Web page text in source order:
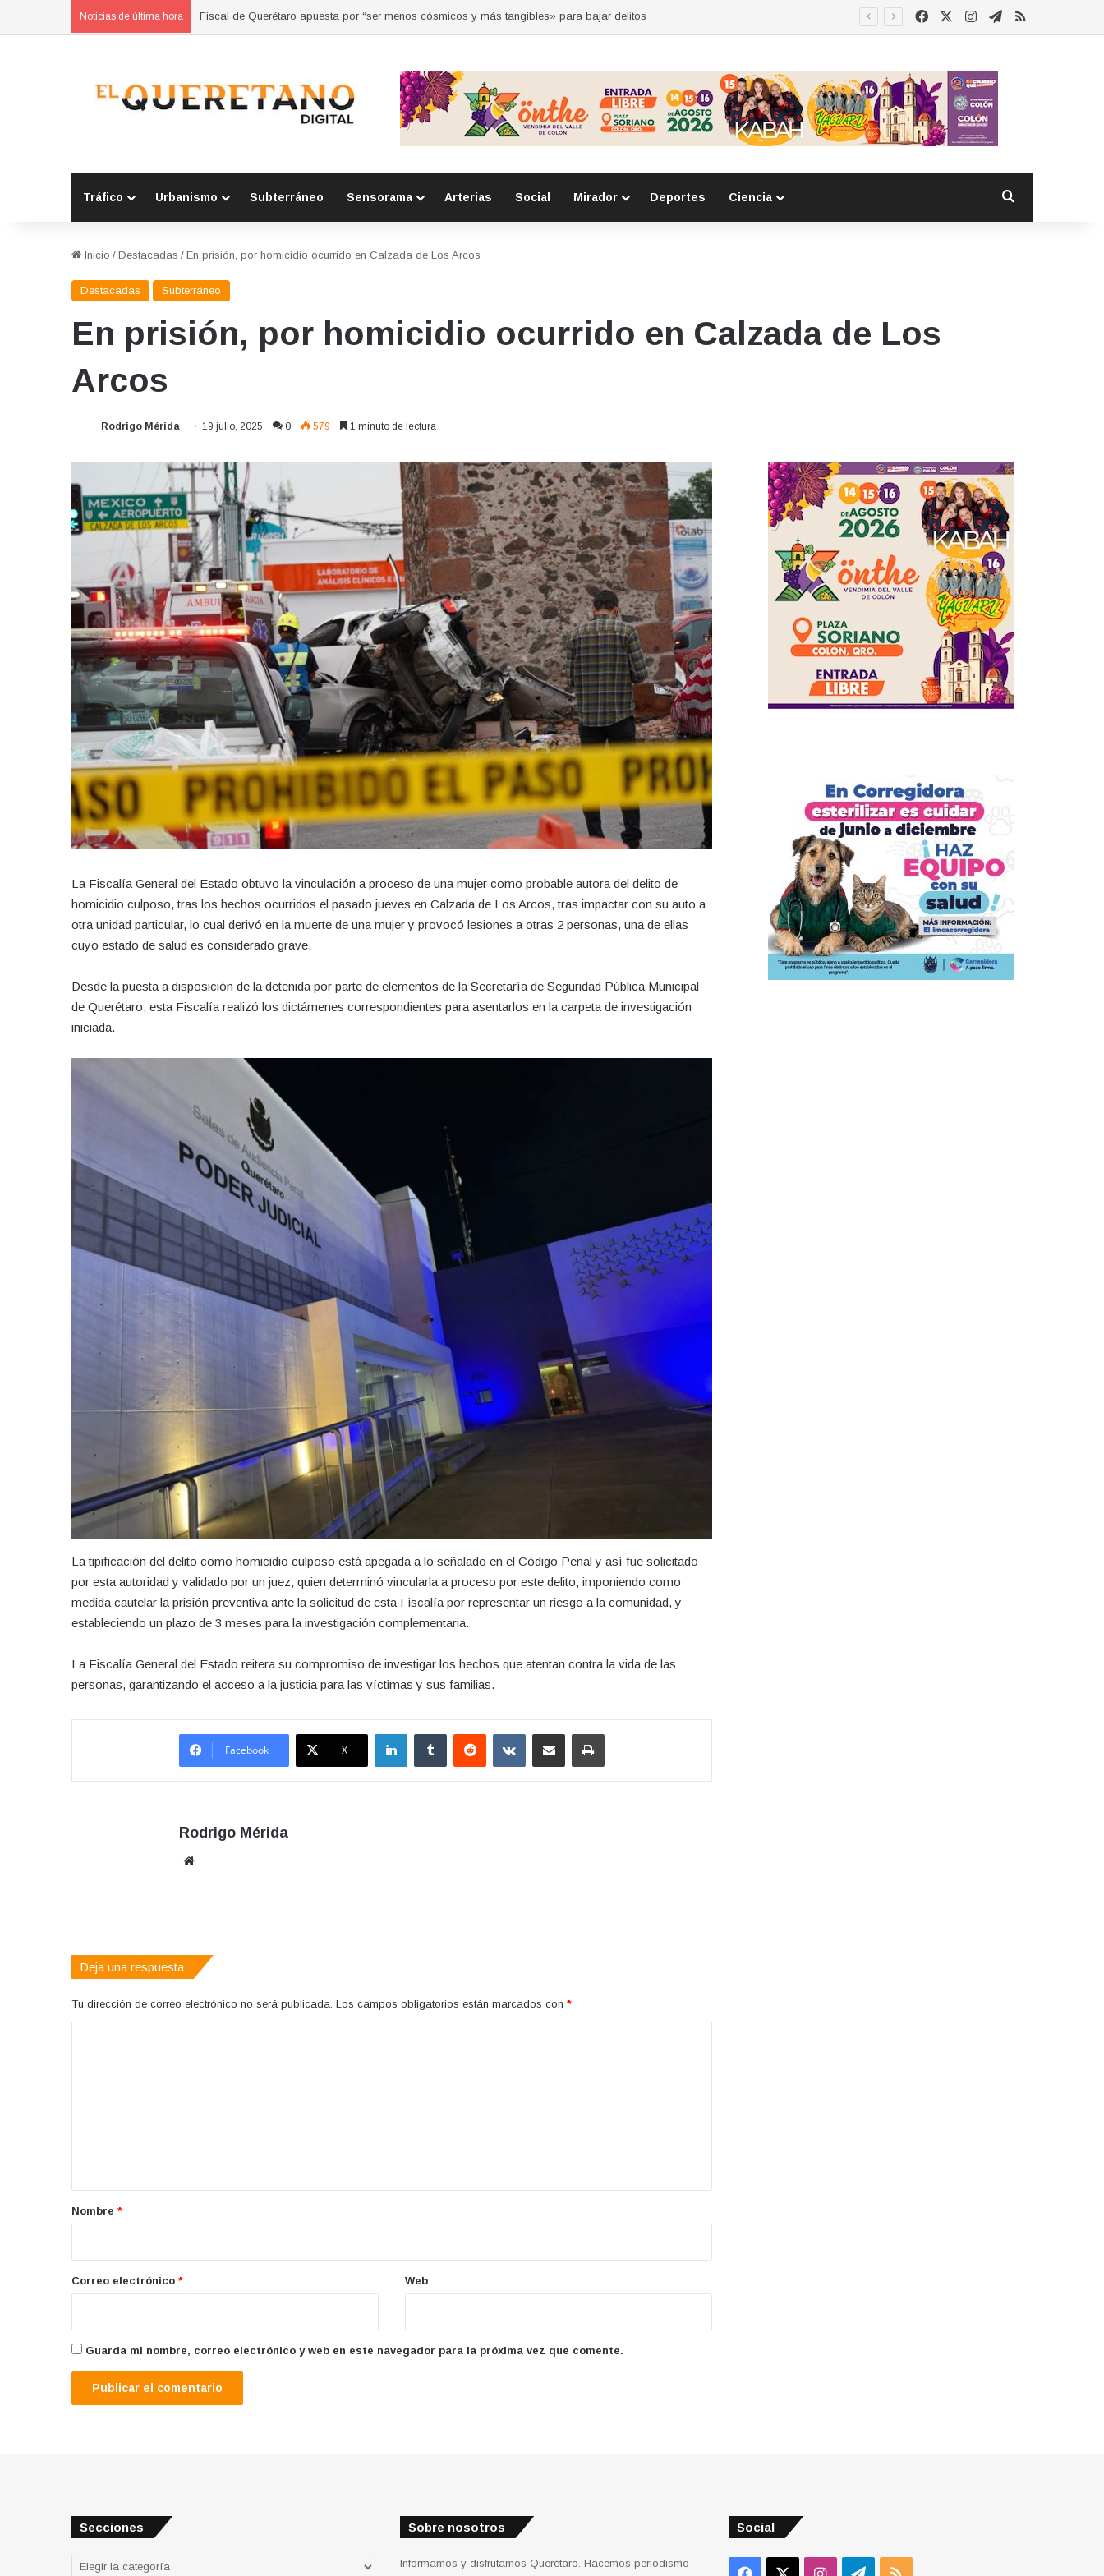
Noticias de última hora Refuerzan municipios coordinación por la seguridad durante sesión estatal realizada en La Llave FacebookInstagram
Telegram
RSS
Tráfico Urbanismo Subterráneo Sensorama Arterias Social Mirador Deportes Ciencia
Inicio / Destacadas / En prisión, por homicidio ocurrido en Calzada de Los Arcos
Destacadas Subterráneo
En prisión, por homicidio ocurrido en Calzada de Los
Arcos
Rodrigo Mérida 19 julio, 2025 0 579 1 minuto de lectura
La Fiscalía General del Estado obtuvo la vinculación a proceso de una mujer como probable autora del delito de
homicidio culposo, tras los hechos ocurridos el pasado jueves en Calzada de Los Arcos, tras impactar con su auto a
otra unidad particular, lo cual derivó en la muerte de una mujer y provocó lesiones a otras 2 personas, una de ellas
cuyo estado de salud es considerado grave.
Desde la puesta a disposición de la detenida por parte de elementos de la Secretaría de Seguridad Pública Municipal
de Querétaro, esta Fiscalía realizó los dictámenes correspondientes para asentarlos en la carpeta de investigación
iniciada.
La tipificación del delito como homicidio culposo está apegada a lo señalado en el Código Penal y así fue solicitado
por esta autoridad y validado por un juez, quien determinó vincularla a proceso por este delito, imponiendo como
medida cautelar la prisión preventiva ante la solicitud de esta Fiscalía por representar un riesgo a la comunidad, y
estableciendo un plazo de 3 meses para la investigación complementaria.
La Fiscalía General del Estado reitera su compromiso de investigar los hechos que atentan contra la vida de las
personas, garantizando el acceso a la justicia para las víctimas y sus familias.
Facebook X
LinkedInTumblr Reddit VKontakteCompartir por correo electrónicoImprimir
Rodrigo Mérida
Deja una respuesta
Tu dirección de correo electrónico no será publicada. Los campos obligatorios están marcados con *
r
*
Nombre *
Correo electrónico * Web
Guarda mi nombre, correo electrónico y web en este navegador para la próxima vez que comente.
Secciones
Secciones
Sobre nosotros
Informamos y disfrutamos Querétaro. Hacemos periodismo
Social
Facebook InstagramTelegram
RSS